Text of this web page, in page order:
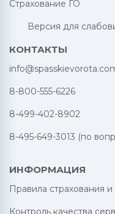
Страхование ГО
Версия для
КОНТАКТЫ
8-800-555-6226
8-499-402-8902
8-495-649-3013 (по
ИНФОРМАЦИЯ
Правила страхования
Контроль качества